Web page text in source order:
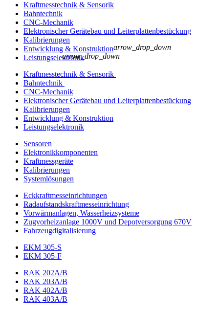
Kraftmesstechnik & Sensorik
Bahntechnik
CNC-Mechanik
Elektronischer Gerätebau und Leiterplatten­bestückung
Kalibrierungen
Entwicklung & Konstruktion
Leistungselektronik
Kraftmesstechnik & Sensorik
arrow_drop_down
Bahntechnik
arrow_drop_down
CNC-Mechanik
Elektronischer Gerätebau und Leiterplatten­bestückung
Kalibrierungen
Entwicklung & Konstruktion
Leistungselektronik
Sensoren
Elektronikkomponenten
Kraftmessgeräte
Kalibrierungen
Systemlösungen
Eckkraftmess­einrichtungen
Radaufstands­kraftmess­einrichtung
Vorwärmanlagen, Wasserheizsysteme
Zugvorheizanlage 1000V und Depotversorgung 670V
Fahrzeugdigitalisierung
EKM 305-S
EKM 305-F
RAK 202A/B
RAK 203A/B
RAK 402A/B
RAK 403A/B